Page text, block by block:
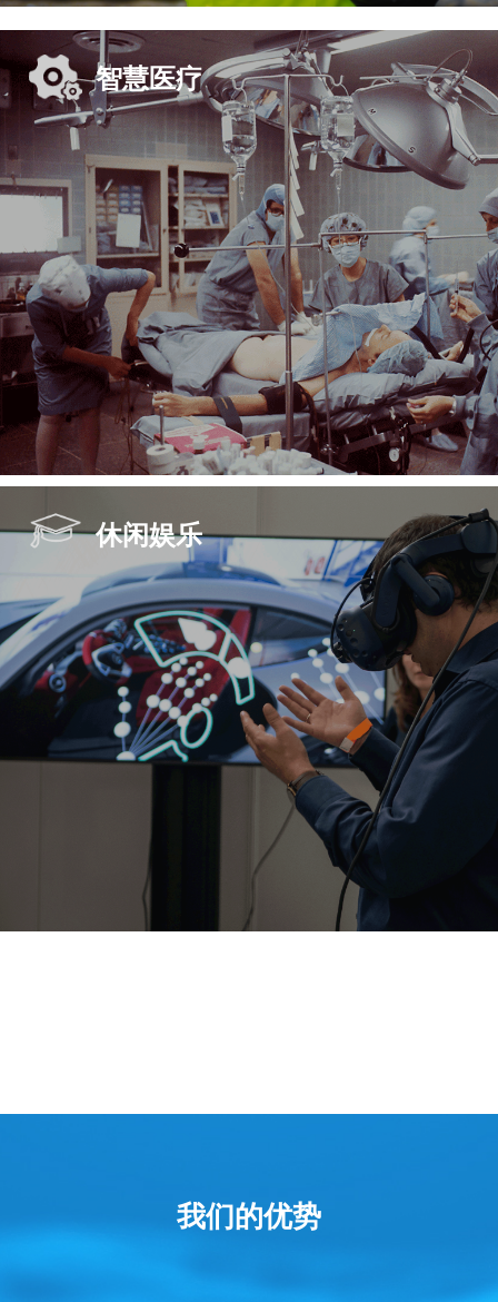
我们的优势
智慧医疗
智慧医疗
实时显示医疗影像，减轻病患痛苦。
辅助弱视患者，识别周围危险物体，能够独
自外出。
搭建医疗教学和实际临床的桥梁，让教学场
智能制造
基于智能眼镜摄像头第一视角特点，解放双
手，所见即所得。
音视频双向信息传输，现场工作人员与后台
专家交流更加方便、直观，提供云平台服务
系统，保证远程协助数据安全、稳定。
休闲娱乐
互模式，带来全新的“衣食住行”体验。